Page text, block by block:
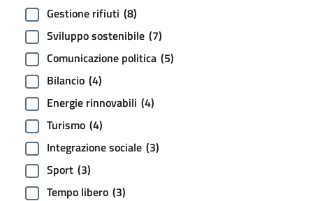
Gestione rifiuti (8)
Sviluppo sostenibile (7)
Comunicazione politica (5)
Bilancio (4)
Energie rinnovabili (4)
Turismo (4)
Integrazione sociale (3)
Sport (3)
Tempo libero (3)